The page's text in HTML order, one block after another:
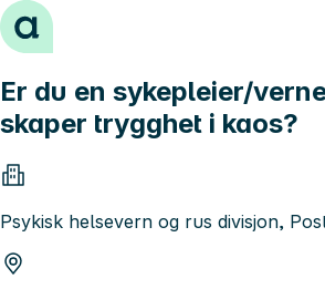
Hopp til innhold
Er du en sykepleier/
skaper trygghet i kaos?
Psykisk helsevern og rus divisjon,